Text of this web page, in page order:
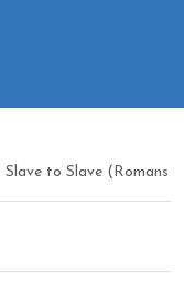
to Slave (Romans